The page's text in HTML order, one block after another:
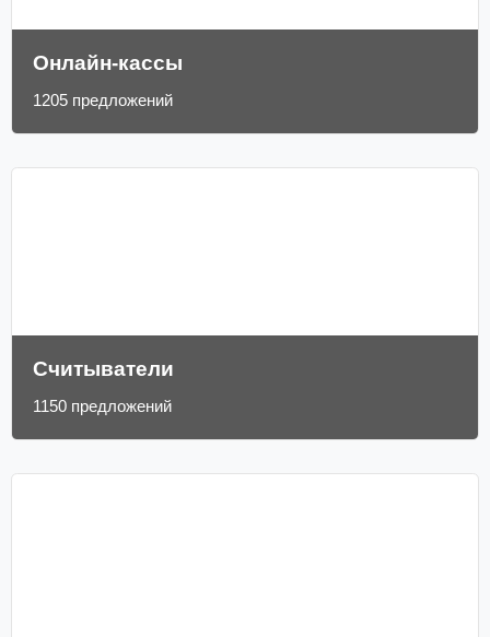
Онлайн-кассы
1205 предложений
Считыватели
1150 предложений